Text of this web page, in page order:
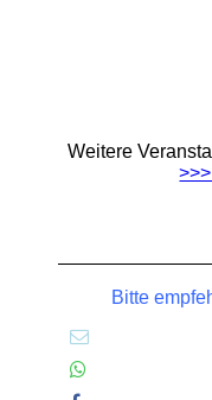
Weitere
Bitte